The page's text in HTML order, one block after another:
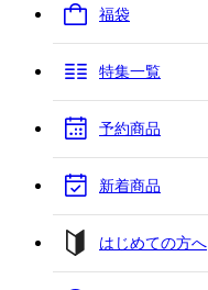
福袋
特集一覧
予約商品
新着商品
はじめての方へ